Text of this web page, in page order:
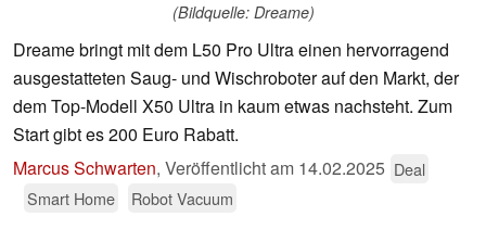
(Bildquelle: Dreame)
Dreame bringt mit dem L50 Pro Ultra einen hervorragend
ausgestatteten Saug- und Wischroboter auf den Markt, der
dem Top-Modell X50 Ultra in kaum etwas nachsteht. Zum
Start gibt es 200 Euro Rabatt.
Marcus Schwarten, Veröffentlicht am 14.02.2025 Deal
Smart Home
Robot Vacuum